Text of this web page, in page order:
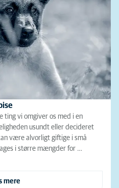
ting vi omgiver os med i en
usundt eller decideret
være alvorligt giftige i små
i større mængder for …
mere